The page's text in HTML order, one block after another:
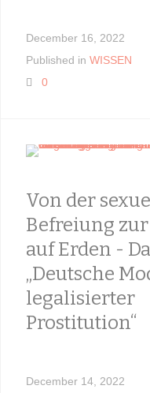
December 16, 2022
Published in WISSEN
0
Von der
Befreiung
auf Erden -
„Deutsche
legalisierter
Prostitution“
December 14, 2022